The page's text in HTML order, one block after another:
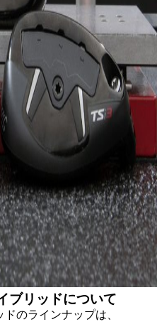
ブリッドについて
のラインナップは、